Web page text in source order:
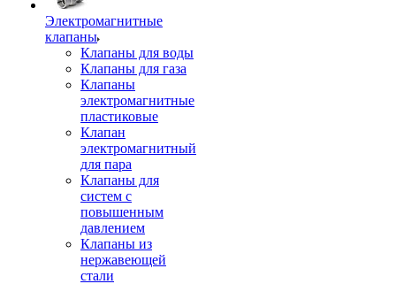
Электромагнитные
клапаны
Клапаны для воды
Клапаны для газа
Клапаны
электромагнитные
пластиковые
Клапан
электромагнитный
для пара
Клапаны для
систем с
повышенным
давлением
Клапаны из
нержавеющей
стали